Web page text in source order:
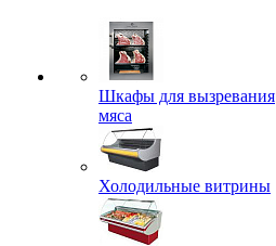
Шкафы для вызревания
мяса
Холодильные витрины